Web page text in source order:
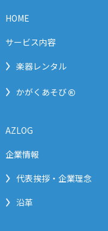
HOME
サービス内容
楽器レンタル
かがくあそび®
AZLOG
企業情報
代表挨拶・企業理念
沿革